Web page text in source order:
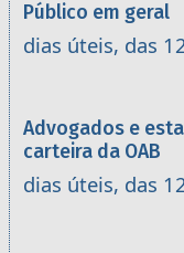
Público em geral
dias úteis, das
Advogados e
carteira da OAB
dias úteis, das